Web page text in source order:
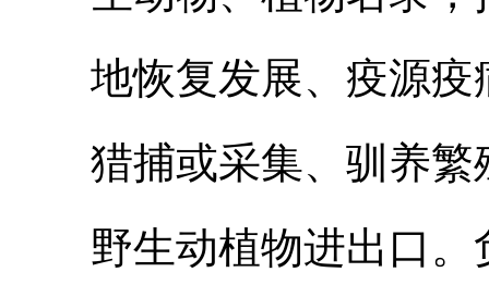
地恢复发展、疫源
猎捕或采集、驯养
野生动植物进出口